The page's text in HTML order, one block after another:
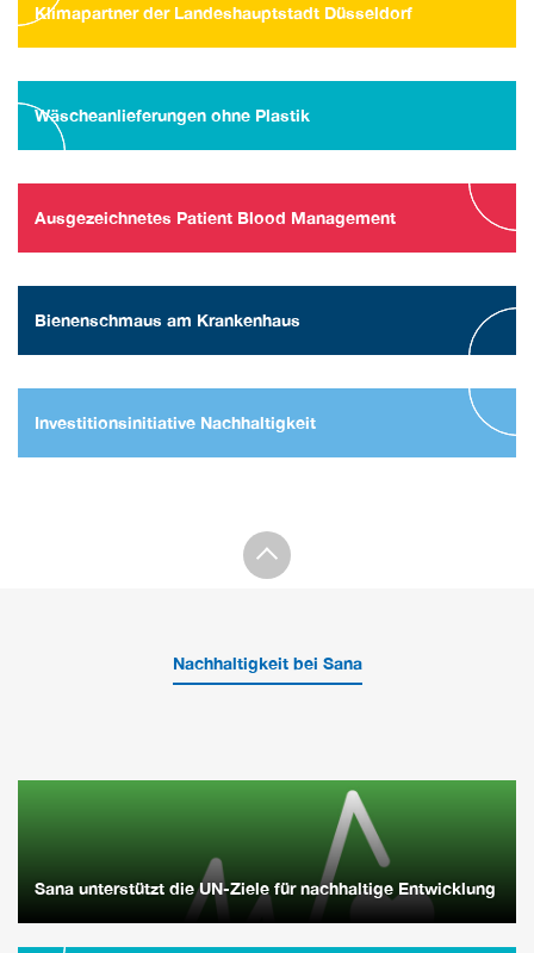
Klimapartner der Landeshauptstadt Düsseldorf
Wäscheanlieferungen ohne Plastik
Ausgezeichnetes Patient Blood Management
Bienenschmaus am Krankenhaus
Investitionsinitiative Nachhaltigkeit
Nachhaltigkeit bei Sana
Sana unterstützt die UN-Ziele für nachhaltige Entwicklung